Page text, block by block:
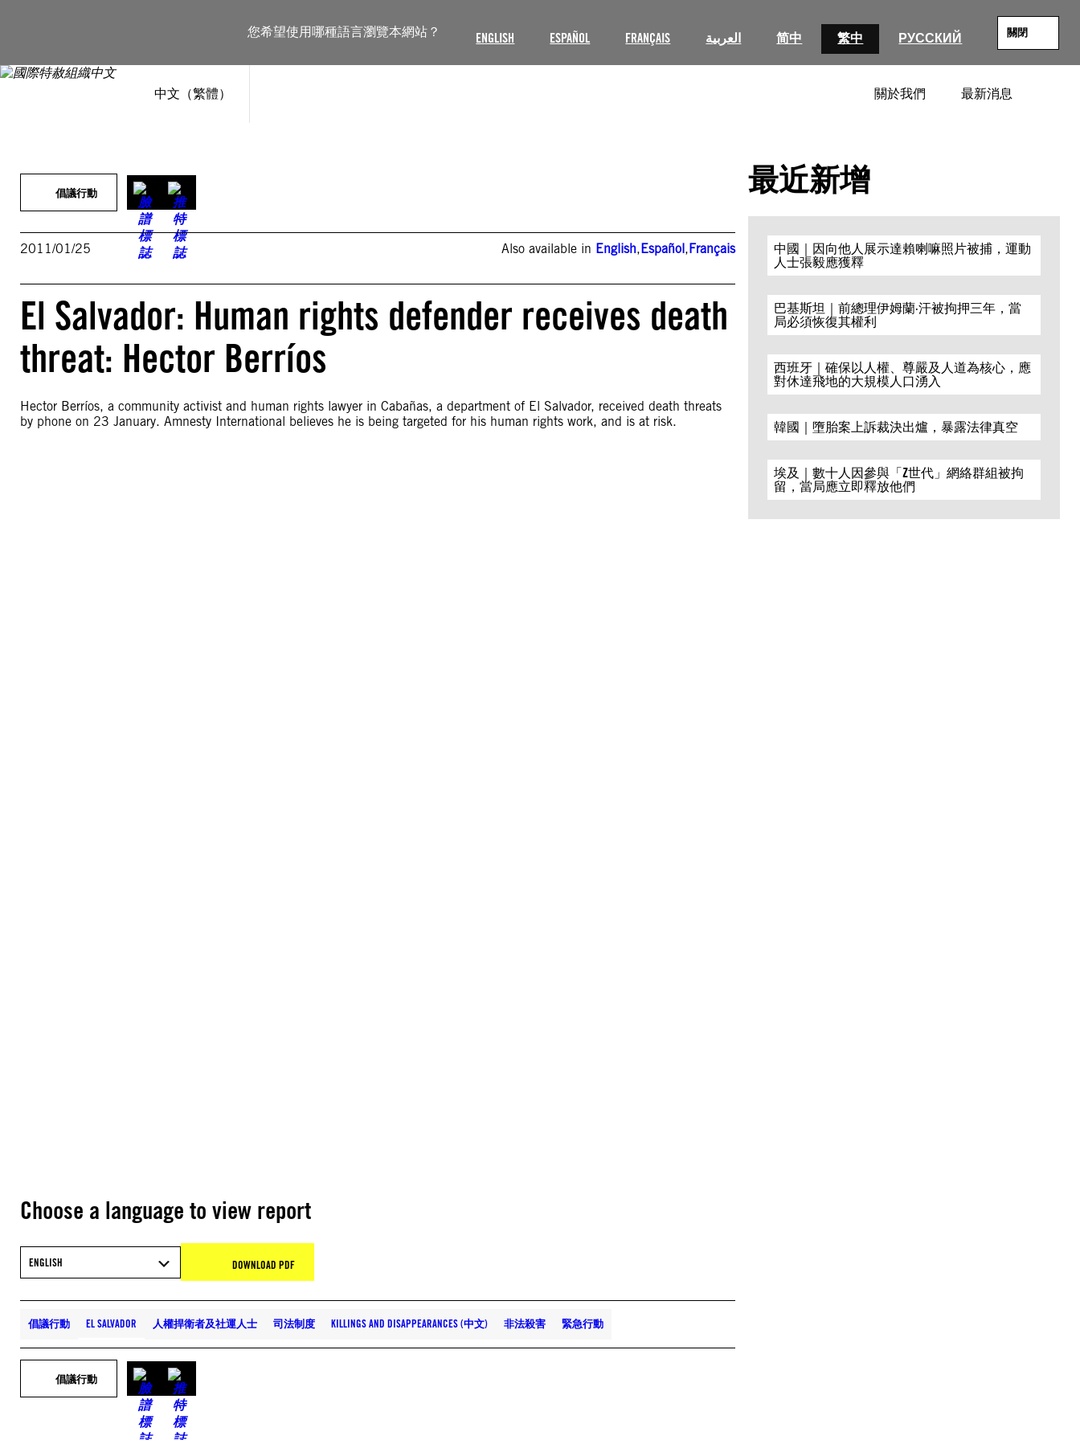
您希望使用哪種語言瀏覽本網站？ ENGLISH ESPAÑOL FRANÇAIS العربية 简中 繁中 РУССКИЙ 關閉
中文（繁體） 關於我們 最新消息
內
倡議行動
2011/01/25 Also available in English,Español,Français
El Salvador: Human rights defender receives death
threat: Hector Berríos
Hector Berríos, a community activist and human rights lawyer in Cabañas, a department of El Salvador, received death threats
by phone on 23 January. Amnesty International believes he is being targeted for his human rights work, and is at risk.
Choose a language to view report
ENGLISH DOWNLOAD PDF
倡議行動 EL SALVADOR 人權捍衛者及社運人士 司法制度 KILLINGS AND DISAPPEARANCES (中文) 非法殺害 緊急行動
倡議行動
最近新增
中國｜因向他人展示達賴喇嘛照片被捕，運動
人士張毅應獲釋
巴基斯坦｜前總理伊姆蘭·汗被拘押三年，當
局必須恢復其權利
西班牙｜確保以人權、尊嚴及人道為核心，應
對休達飛地的大規模人口湧入
韓國｜墮胎案上訴裁決出爐，暴露法律真空
埃及｜數十人因參與「Z世代」網絡群組被拘
留，當局應立即釋放他們